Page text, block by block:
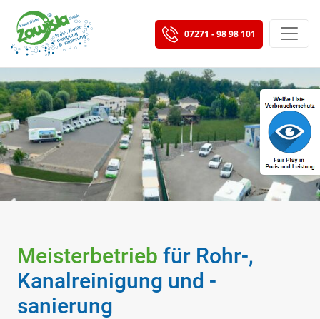
07271 - 98 98 101
Meisterbetrieb für Rohr-,
Kanalreinigung und -
sanierung